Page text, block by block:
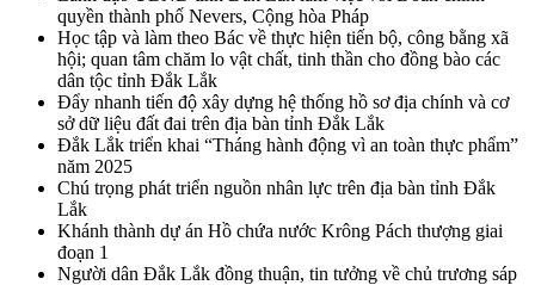
quyền thành phố Nevers, Cộng hòa Pháp
Học tập và làm theo Bác về thực hiện tiến bộ, công bằng xã
hội; quan tâm chăm lo vật chất, tinh thần cho đồng bào các
dân tộc tỉnh Đắk Lắk
Đẩy nhanh tiến độ xây dựng hệ thống hồ sơ địa chính và cơ
sở dữ liệu đất đai trên địa bàn tỉnh Đắk Lắk
Đắk Lắk triển khai “Tháng hành động vì an toàn thực phẩm”
năm 2025
Chú trọng phát triển nguồn nhân lực trên địa bàn tỉnh Đắk
Lắk
Khánh thành dự án Hồ chứa nước Krông Pách thượng giai
đoạn 1
Người dân Đắk Lắk đồng thuận, tin tưởng về chủ trương sáp